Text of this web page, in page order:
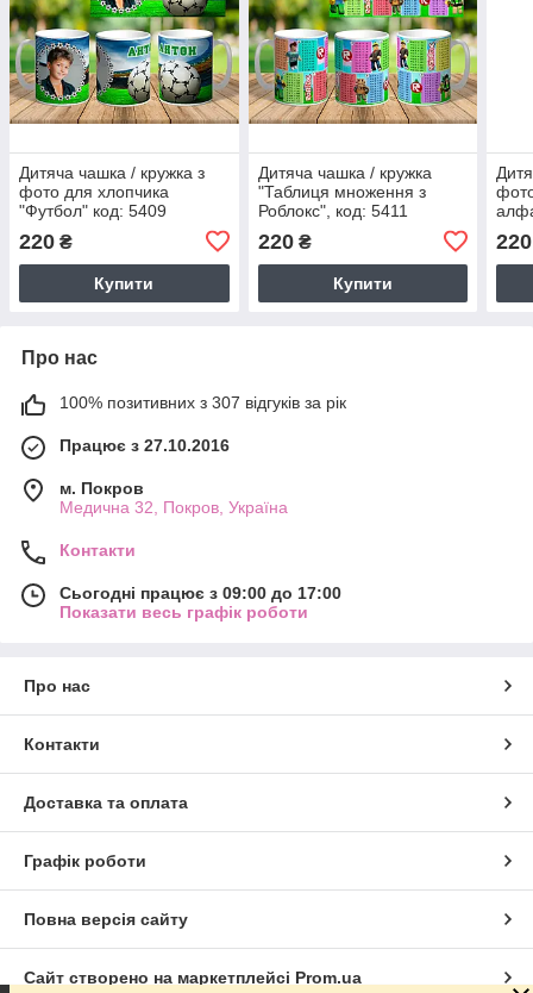
Дитяча чашка / кружка з
фото для хлопчика
"Футбол" код: 5409
220 ₴
Купити
Дитяча чашка / кружка
"Таблиця множення з
Роблокс", код: 5411
220₴
Купити
220
Про нас
100% позитивних з 307 відгуків за рік
Працює з 27.10.2016
м. Покров
Медична 32, Покров, Україна
Контакти
Сьогодні працює з 09:00 до 17:00
Показати весь графік роботи
Про нас
Контакти
Доставка та оплата
Графік роботи
Повна версія сайту
Сайт створено на маркетплейсі Prom.ua